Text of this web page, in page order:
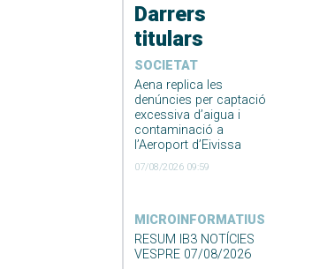
Darrers
titulars
SOCIETAT
Aena replica les
denúncies per captació
excessiva d’aigua i
contaminació a
l’Aeroport d’Eivissa
07/08/2026 09:59
MICROINFORMATIUS
RESUM IB3 NOTÍCIES
VESPRE 07/08/2026